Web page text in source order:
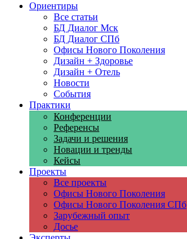
Ориентиры
Все статьи
БД Диалог Мск
БД Диалог СПб
Офисы Нового Поколения
Дизайн + Здоровье
Дизайн + Отель
Новости
События
Практики
Конференции
Референсы
Задачи и решения
Новации и тренды
Кейсы
Проекты
Все проекты
Офисы Нового Поколения
Офисы Нового Поколения СПб
Зарубежный опыт
Досье